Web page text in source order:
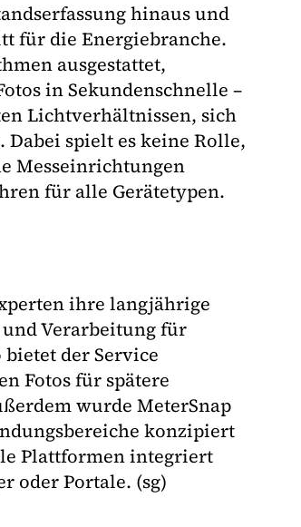
hinaus und
für die Energiebranche.
ausgestattet,
in Sekundenschnelle –
Lichtverhältnissen, sich
spielt es keine Rolle,
Messeinrichtungen
für alle Gerätetypen.
ihre langjährige
Verarbeitung für
der Service
Fotos für spätere
wurde MeterSnap
konzipiert
Plattformen integriert
oder Portale. (sg)